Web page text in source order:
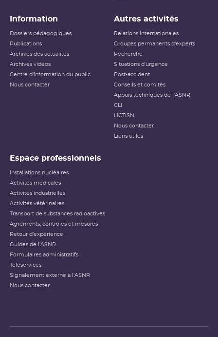
Information
Dossiers pédagogiques
Publications
Archives des actualités
Archives vidéos
Centre d'information du public
Nous contacter
Autres activités
Relations internationales
Groupes permanents d'experts
Recherche
Situations d'urgence
Post-accident
Conseils et comités
Appuis techniques de l'ASNR
CLI
HCTISN
Nous contacter
Liens utiles
Espace professionnels
Installations nucléaires
Activités médicales
Activités industrielles
Activités vétérinaires
Transport de substances radioactives
Agréments, contrôles et mesures
Retour d'expérience
Guides de l'ASNR
Formulaires administratifs
Téléservices
Signalement externe à l'ASNR
Nous contacter